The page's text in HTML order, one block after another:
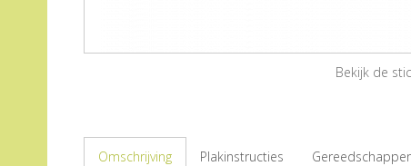
Bekijk de
Omschrijving Plakinstructies